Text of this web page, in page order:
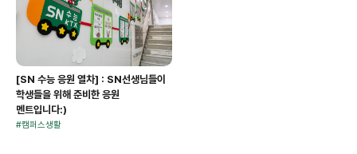
[SN 수능 응원 열차] : SN선생님들이
학생들을 위해 준비한 응원
멘트입니다:)
#캠퍼스생활